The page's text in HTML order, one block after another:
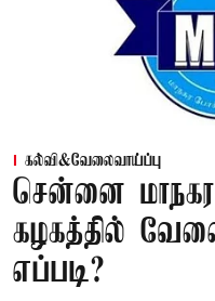
கல்வி&வேலைவாய்ப்பு
சென்னை
கழகத்தில்
எப்படி?